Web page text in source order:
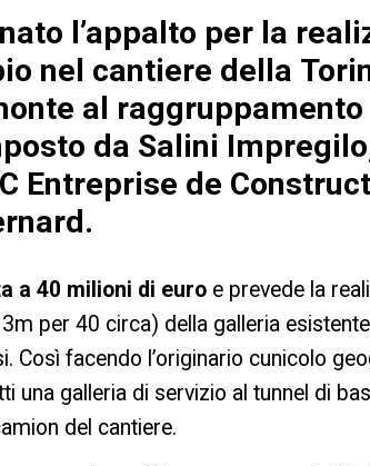
re
l’appalto per la
nel cantiere della
al
da Salini
Entreprise de
a 40 milioni di euro e prevede la
per 40 circa) della galleria
Così facendo l’originario cunicolo
una galleria di servizio al tunnel di
del cantiere.